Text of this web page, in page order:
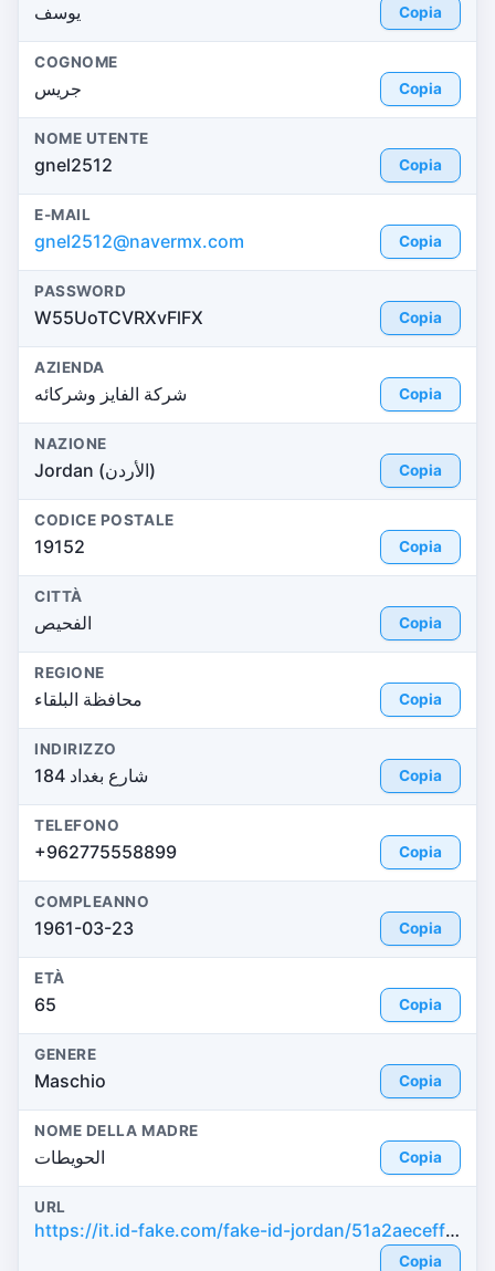
يوسف Copia
COGNOME
جريس Copia
NOME UTENTE
gnel2512 Copia
E-MAIL
gnel2512@navermx.com Copia
PASSWORD
W55UoTCVRXvFlFX Copia
AZIENDA
شركة الفايز وشركائه Copia
NAZIONE
Jordan (الأردن) Copia
CODICE POSTALE
19152 Copia
CITTÀ
الفحيص Copia
REGIONE
محافظة البلقاء Copia
INDIRIZZO
شارع بغداد 184 Copia
TELEFONO
+962775558899 Copia
COMPLEANNO
1961-03-23 Copia
ETÀ
65 Copia
GENERE
Maschio Copia
NOME DELLA MADRE
الحويطات Copia
URL
https://it.id-fake.com/fake-id-jordan/51a2aeceffe83013838a4dde3c354c3b
Copia